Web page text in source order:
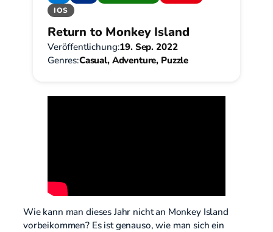
IOS
Return to Monkey Island
Veröffentlichung:19. Sep. 2022
Genres:Casual, Adventure, Puzzle
Wie kann man dieses Jahr nicht an Monkey Island
vorbeikommen? Es ist genauso, wie man sich ein